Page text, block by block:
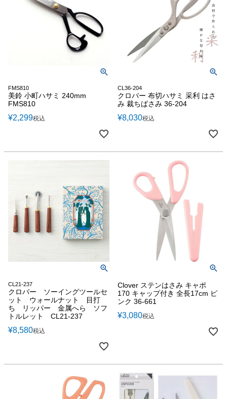
FMS810
美鈴 小町ハサミ 240mm
FMS810
¥2,299税込
CL36-204
クロバー 布切ハサミ 采利 はさ
み 裁ちばさみ 36-204
¥8,030税込
CL21-237
クロバー ソーイングツールセ
ット ウォールナット 目打
ち リッパー 金属へら ソフ
トルレット CL21-237
¥8,580税込
Clover ステンはさみ キャポ
170 キャップ付き 全長17cm ピ
ンク 36-661
¥3,080税込